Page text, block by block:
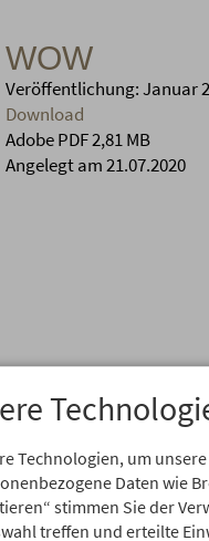
WOW
Veröffentlichung: Januar
Download
Adobe PDF 2,81 MB
Angelegt am 21.07.2020
Technologien, um
Daten wie
stimmen Sie der
treffen und erteilte